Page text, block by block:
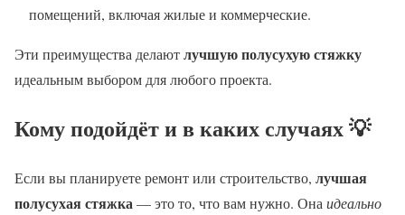
помещений, включая жилые и коммерческие.
Эти преимущества делаютлучшую полусухую стяжку
идеальным выбором для любого проекта.
Кому подойдёт и в каких случаях 💡
Если вы планируете ремонт или строительство, лучшая
полусухая стяжка— это то, что вам нужно. Онаидеально